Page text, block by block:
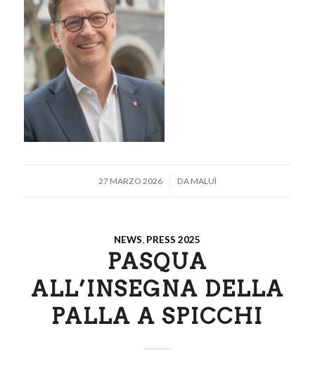
27 MARZO 2026
/ DA MALUÌ
NEWS, PRESS 2025
PASQUA
ALL’INSEGNA DELLA
PALLA A SPICCHI